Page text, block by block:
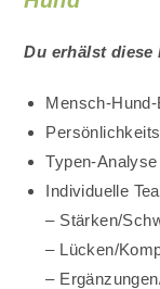
Du erhälst diese
Mensch-
Typen-
Individuelle
– Stärken/
– Lücken/
–